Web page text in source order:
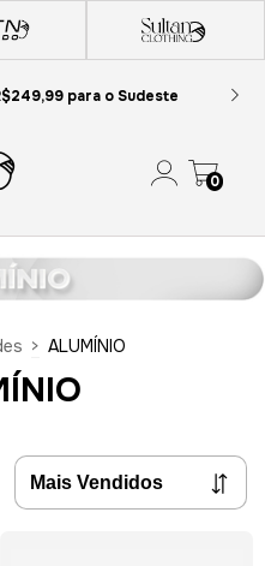
para o Sudeste
0
> ALUMÍNIO